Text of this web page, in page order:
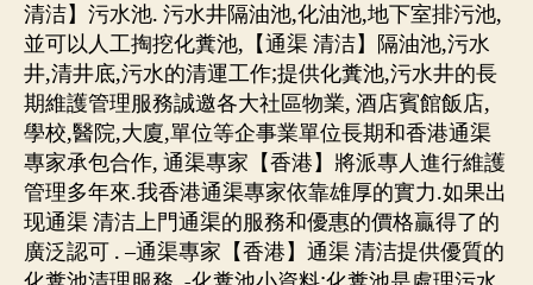
清洁】污水池. 污水井隔油池,化油池,地下室排污池,
並可以人工掏挖化糞池,【通渠 清洁】隔油池,污水
井,清井底,污水的清運工作;提供化糞池,污水井的長
期維護管理服務誠邀各大社區物業, 酒店賓館飯店,
學校,醫院,大廈,單位等企事業單位長期和香港通渠
專家承包合作, 通渠專家【香港】將派專人進行維護
管理多年來.我香港通渠專家依靠雄厚的實力.如果出
现通渠 清洁上門通渠的服務和優惠的價格贏得了的
廣泛認可 . –通渠專家【香港】通渠 清洁提供優質的